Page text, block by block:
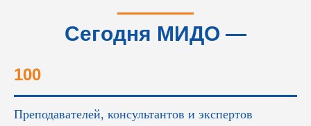
Сегодня МИДО —
100
Преподавателей, консультантов и экспертов